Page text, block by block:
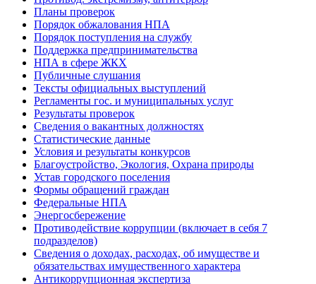
Планы проверок
Порядок обжалования НПА
Порядок поступления на службу
Поддержка предпринимательства
НПА в сфере ЖКХ
Публичные слушания
Тексты официальных выступлений
Регламенты гос. и муниципальных услуг
Результаты проверок
Сведения о вакантных должностях
Статистические данные
Условия и результаты конкурсов
Благоустройство, Экология, Охрана природы
Устав городского поселения
Формы обращений граждан
Федеральные НПА
Энергосбережение
Противодействие коррупции (включает в себя 7
подразделов)
Сведения о доходах, расходах, об имуществе и
обязательствах имущественного характера
Антикоррупционная экспертиза